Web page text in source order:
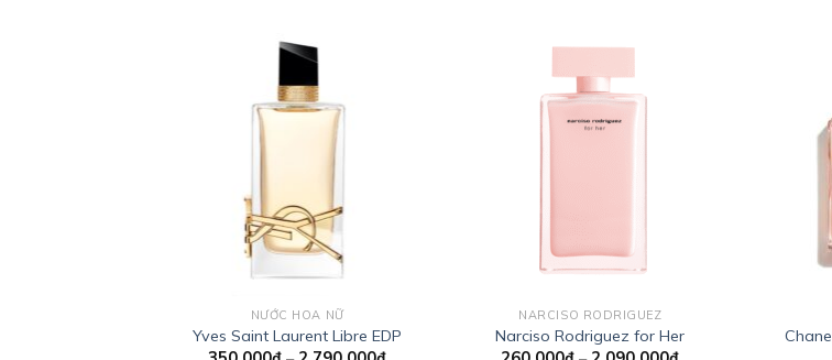
NƯỚC HOA NỮ
Yves Saint Laurent Libre EDP
NARCISO RODRIGUEZ
Narciso Rodriguez for Her